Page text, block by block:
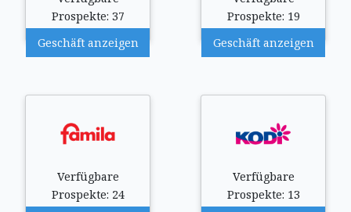
Prospekte: 37
Geschäft anzeigen
Prospekte: 19
Geschäft anzeigen
Verfügbare
Prospekte: 24
Verfügbare
Prospekte: 13